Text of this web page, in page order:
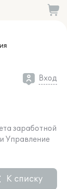
Вход
заработной
Управление
К списку